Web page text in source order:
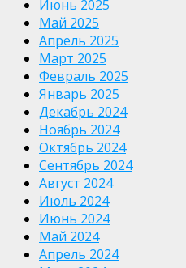
Июнь 2025
Май 2025
Апрель 2025
Март 2025
Февраль 2025
Январь 2025
Декабрь 2024
Ноябрь 2024
Октябрь 2024
Сентябрь 2024
Август 2024
Июль 2024
Июнь 2024
Май 2024
Апрель 2024